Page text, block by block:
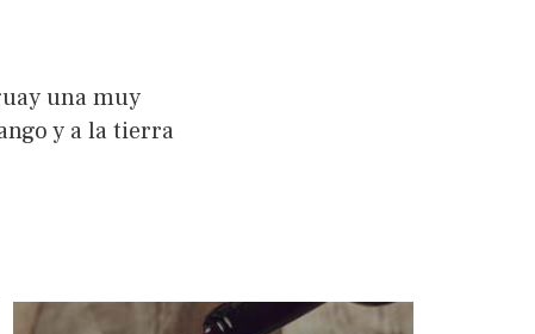
una muy
y a la tierra